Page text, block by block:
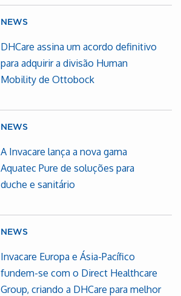
NEWS
DHCare assina um acordo definitivo
para adquirir a divisão Human
Mobility de Ottobock
NEWS
A Invacare lança a nova gama
Aquatec Pure de soluções para
duche e sanitário
NEWS
Invacare Europa e Ásia-Pacífico
fundem-se com o Direct Healthcare
Group, criando a DHCare para melhor